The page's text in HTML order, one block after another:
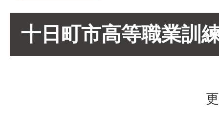
十日町市高等職業訓